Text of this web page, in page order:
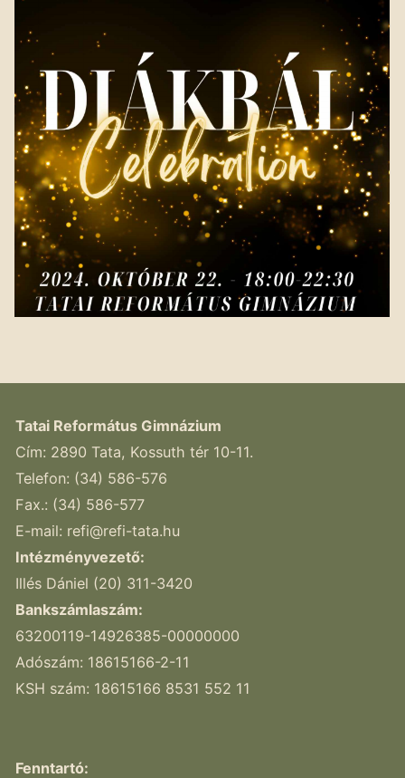
Tatai Református Gimnázium
Cím: 2890 Tata, Kossuth tér 10-11.
Telefon: (34) 586-576
Fax.: (34) 586-577
E-mail: refi@refi-tata.hu
Intézményvezető:
Illés Dániel (20) 311-3420
Bankszámlaszám:
63200119-14926385-00000000
Adószám: 18615166-2-11
KSH szám: 18615166 8531 552 11
Fenntartó: